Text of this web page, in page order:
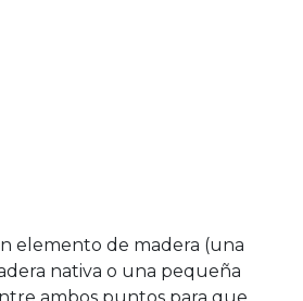
elemento de madera (una
nativa o una pequeña